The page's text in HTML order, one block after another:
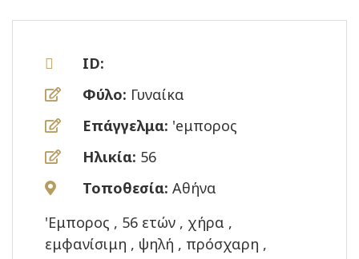
ID:
Φύλο: Γυναίκα
Επάγγελμα: 'eμπορος
Ηλικία: 56
Τοποθεσία: Αθήνα
'Eμπορος , 56 ετών , χήρα ,
εμφανίσιμη , ψηλή , πρόσχαρη ,